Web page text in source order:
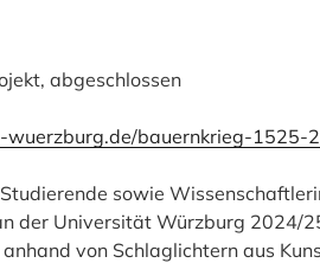
abgeschlossen
wuerzburg.de/bauernkrieg-1525-
sowie
der Universität Würzburg
anhand von Schlaglichtern aus